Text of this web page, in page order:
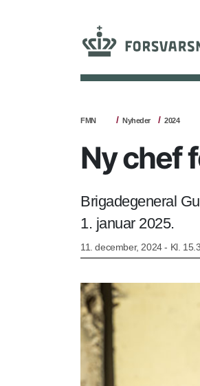
FMN Nyheder 2024
Ny chef
Brigadegeneral
1. januar 2025.
11. december, 2024 - Kl.